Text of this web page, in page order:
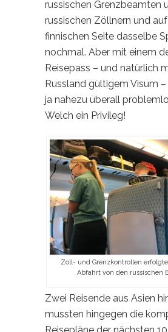
russischen Grenzbeamten
russischen Zöllnern und
finnischen Seite dasselbe
nochmal. Aber mit einem
Reisepass – und natürlich
Russland gültigem Visum
ja nahezu überall
Welch ein Privileg!
Zoll- und Grenzkontrollen
Abfahrt von den russischen
Zwei Reisende aus Asien
mussten hingegen die
Reisepläne der nächsten